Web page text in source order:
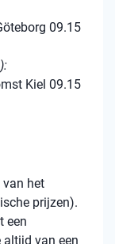
09.15
Kiel 09.15
het
prijzen).
een
van een